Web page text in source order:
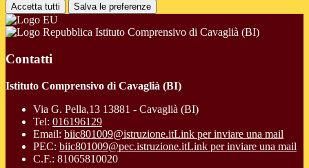
Accetta tutti Salva le preferenze
Istituto Comprensivo di Cavaglià (BI)
Contatti
Istituto Comprensivo di Cavaglià (BI)
Via G. Pella,13 13881 - Cavaglià (BI)
Tel: 016196129
Email: biic801009@istruzione.itLink per inviare una mail
PEC: biic801009@pec.istruzione.itLink per inviare una mail
C.F.: 81065810020